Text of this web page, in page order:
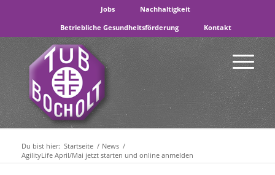
Jobs
Nachhaltigkeit
Betriebliche Gesundheitsförderung
Kontakt
Du bist hier: Startseite / News /
AgilityLife April/Mai jetzt starten und online anmelden